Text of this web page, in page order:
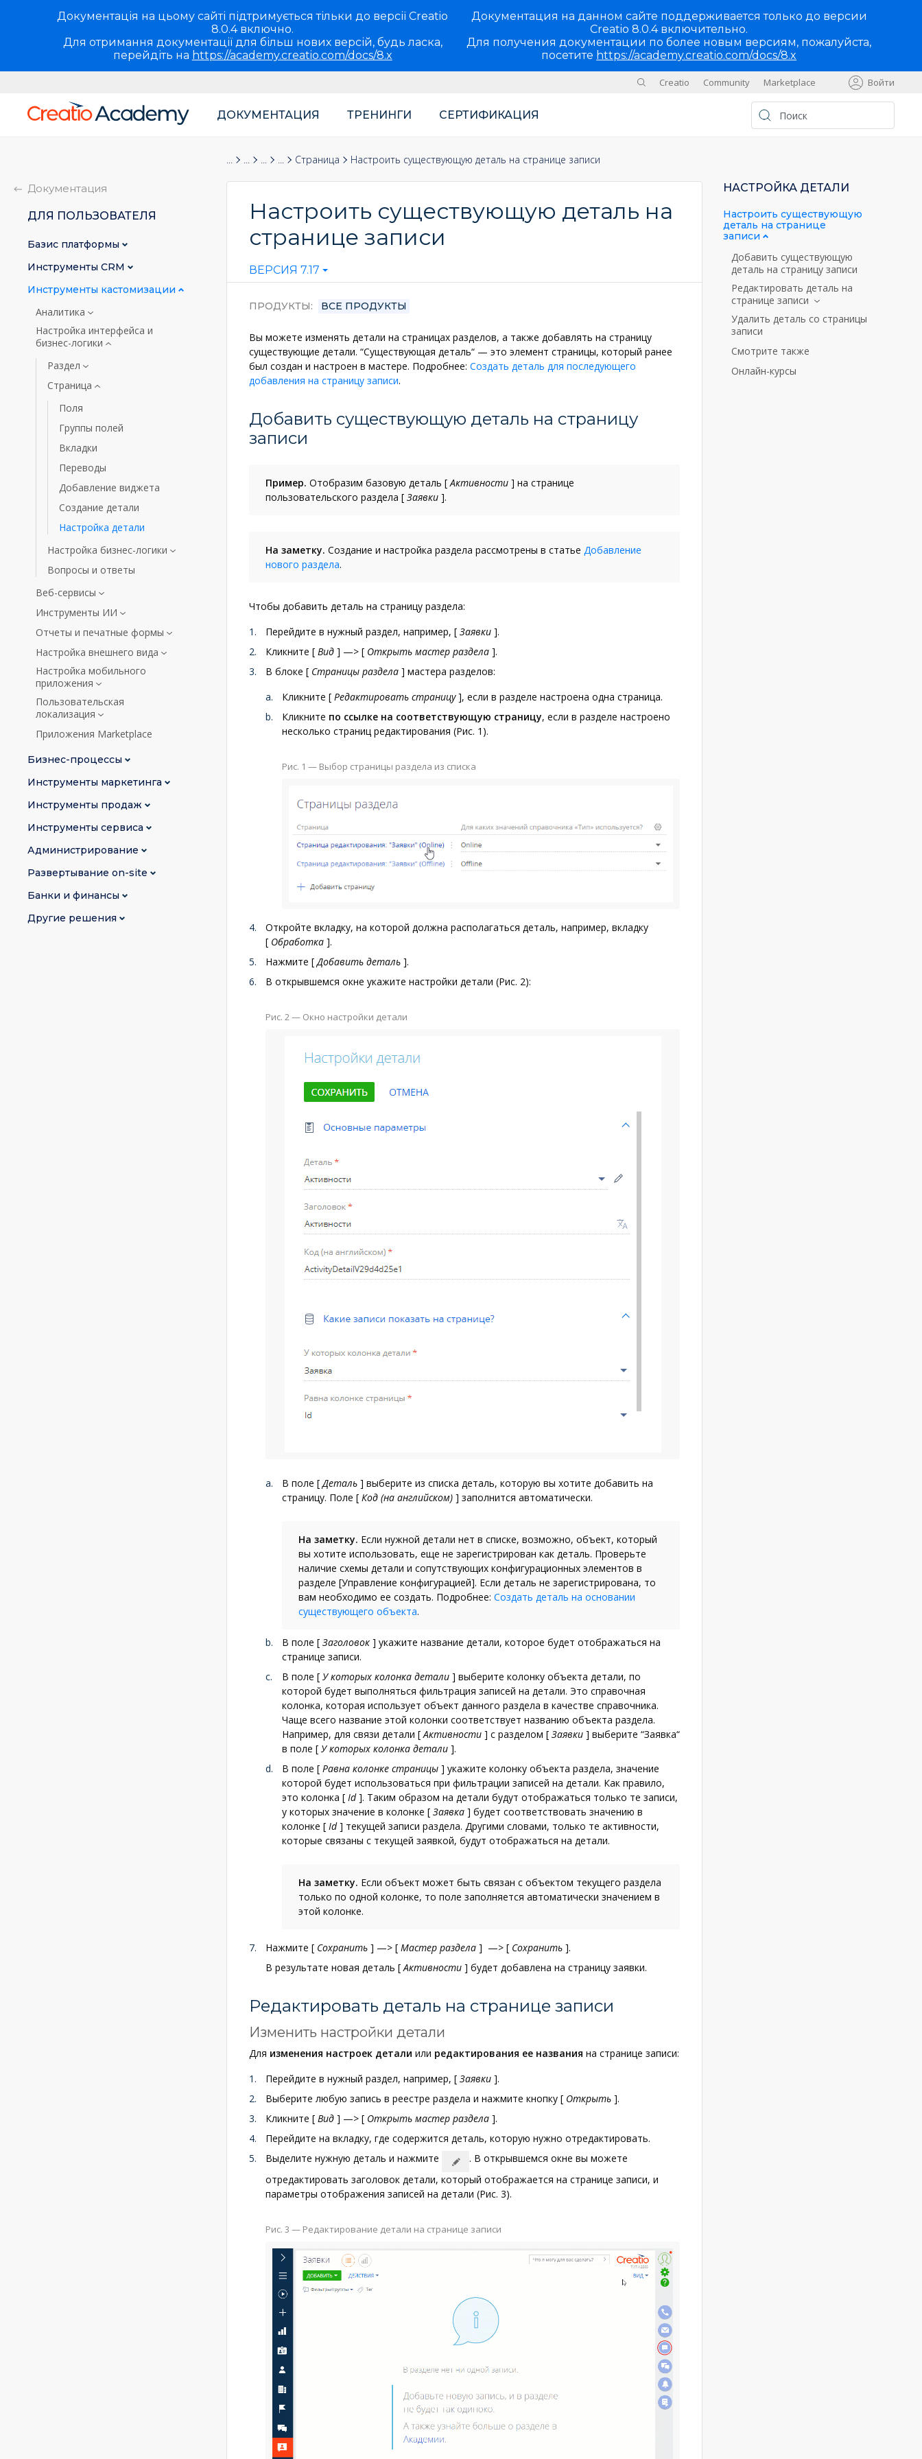
Документація на цьому сайті підтримується тільки до версії Creatio
8.0.4 включно.
Для отримання документації для більш нових версій, будь ласка,
перейдіть на https://academy.creatio.com/docs/8.x
Документация на данном сайте поддерживается только до версии
Creatio 8.0.4 включительно.
Для получения документации по более новым версиям, пожалуйста,
посетите https://academy.creatio.com/docs/8.x
Creatio Community Marketplace Войти
Основная
ДОКУМЕНТАЦИЯ ТРЕНИНГИ СЕРТИФИКАЦИЯ
Документация
Для пользователя
Инструменты кастомизации
Настройка интерфейса и бизнес-логики
Страница Настроить существующую деталь на странице записи
Настроить существующую деталь на
странице записи
ВЕРСИЯ 7.17
ПРОДУКТЫ ВСЕ ПРОДУКТЫ
Вы можете изменять детали на страницах разделов, а также добавлять на страницу
существующие детали. “Существующая деталь“ — это элемент страницы, который ранее
был создан и настроен в мастере. Подробнее: Создать деталь для последующего
добавления на страницу записи.
Добавить существующую деталь на страницу
записи
Пример. Отобразим базовую деталь [ Активности ] на странице
пользовательского раздела [ Заявки ].
На заметку. Создание и настройка раздела рассмотрены в статье Добавление
нового раздела.
Чтобы добавить деталь на страницу раздела:
Перейдите в нужный раздел, например, [ Заявки ].
Кликните [ Вид ] —> [ Открыть мастер раздела ].
В блоке [ Страницы раздела ] мастера разделов:
Кликните [ Редактировать страницу ], если в разделе настроена одна страница.
Кликните по ссылке на соответствующую страницу, если в разделе настроено
несколько страниц редактирования (Рис. 1).
Рис. 1 — Выбор страницы раздела из списка
Откройте вкладку, на которой должна располагаться деталь, например, вкладку
[ Обработка ].
Нажмите [ Добавить деталь ].
В открывшемся окне укажите настройки детали (Рис. 2):
Рис. 2 — Окно настройки детали
В поле [ Деталь ] выберите из списка деталь, которую вы хотите добавить на
страницу. Поле [ Код (на английском) ] заполнится автоматически.
На заметку. Если нужной детали нет в списке, возможно, объект, который
вы хотите использовать, еще не зарегистрирован как деталь. Проверьте
наличие схемы детали и сопутствующих конфигурационных элементов в
разделе [Управление конфигурацией]. Если деталь не зарегистрирована, то
вам необходимо ее создать. Подробнее: Создать деталь на основании
существующего объекта.
В поле [ Заголовок ] укажите название детали, которое будет отображаться на
странице записи.
В поле [ У которых колонка детали ] выберите колонку объекта детали, по
которой будет выполняться фильтрация записей на детали. Это справочная
колонка, которая использует объект данного раздела в качестве справочника.
Чаще всего название этой колонки соответствует названию объекта раздела.
Например, для связи детали [ Активности ] с разделом [ Заявки ] выберите “Заявка“
в поле [ У которых колонка детали ].
В поле [ Равна колонке страницы ] укажите колонку объекта раздела, значение
которой будет использоваться при фильтрации записей на детали. Как правило,
это колонка [ Id ]. Таким образом на детали будут отображаться только те записи,
у которых значение в колонке [ Заявка ] будет соответствовать значению в
колонке [ Id ] текущей записи раздела. Другими словами, только те активности,
которые связаны с текущей заявкой, будут отображаться на детали.
На заметку. Если объект может быть связан с объектом текущего раздела
только по одной колонке, то поле заполняется автоматически значением в
этой колонке.
Нажмите [ Сохранить ] —> [ Мастер раздела ] —> [ Сохранить ].
В результате новая деталь [ Активности ] будет добавлена на страницу заявки.
Редактировать деталь на странице записи
Изменить настройки детали
Для изменения настроек детали или редактирования ее названия на странице записи:
Перейдите в нужный раздел, например, [ Заявки ].
Выберите любую запись в реестре раздела и нажмите кнопку [ Открыть ].
Кликните [ Вид ] —> [ Открыть мастер раздела ].
Перейдите на вкладку, где содержится деталь, которую нужно отредактировать.
Выделите нужную деталь и нажмите
. В открывшемся окне вы можете
отредактировать заголовок детали, который отображается на странице записи, и
параметры отображения записей на детали (Рис. 3).
Рис. 3 — Редактирование детали на странице записи
Документация
ДЛЯ ПОЛЬЗОВАТЕЛЯ
Базис платформы
Инструменты CRM
Инструменты кастомизации
Аналитика
Настройка интерфейса и
бизнес-логики
Раздел
Страница
Поля
Группы полей
Вкладки
Переводы
Добавление виджета
Создание детали
Настройка детали
Настройка бизнес-логики
Вопросы и ответы
Веб-сервисы
Инструменты ИИ
Отчеты и печатные формы
Настройка внешнего вида
Настройка мобильного
приложения
Пользовательская
локализация
Приложения Marketplace
Бизнес-процессы
Инструменты маркетинга
Инструменты продаж
Инструменты сервиса
Администрирование
Развертывание on-site
Банки и финансы
Другие решения
НАСТРОЙКА ДЕТАЛИ
Настроить существующую
деталь на странице
записи
Добавить существующую
деталь на страницу записи
Редактировать деталь на
странице записи
Удалить деталь со страницы
записи
Смотрите также
Онлайн-курсы